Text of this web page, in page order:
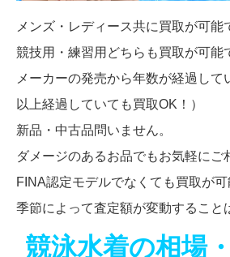
メンズ・レディース共に買取が可能
競技用・練習用どちらも買取が可能
メーカーの発売から年数が経過して
以上経過していても買取OK！）
新品・中古品問いません。
ダメージのあるお品でもお気軽にご
FINA認定モデルでなくても買取が可
季節によって査定額が変動すること
競泳水着の相場